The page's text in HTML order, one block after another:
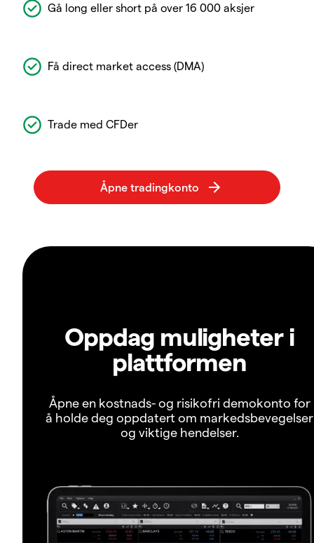
Gå long eller short på over 16 000 aksjer
Få direct market access (DMA)
Trade med CFDer
Oppdag muligheter i
plattformen
Åpne en kostnads- og risikofri demokonto for
å holde deg oppdatert om markedsbevegelser
og viktige hendelser.